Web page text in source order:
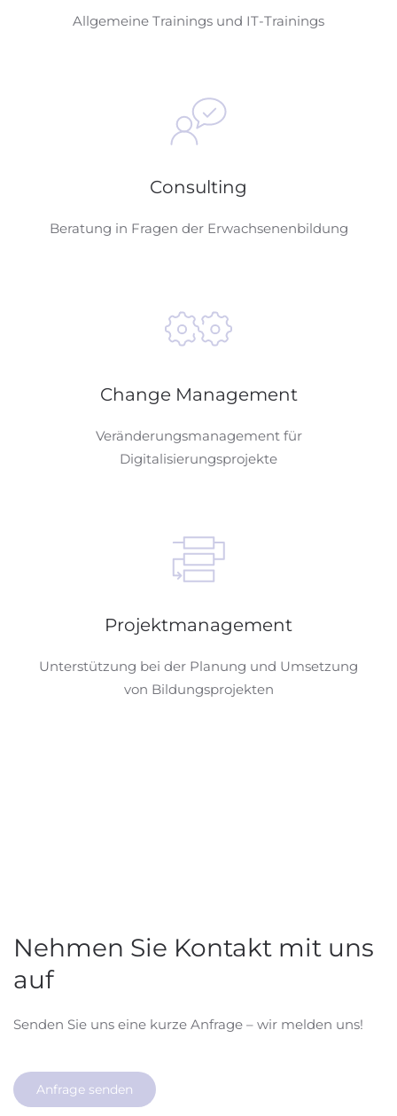
Allgemeine Trainings und IT-Trainings
Consulting
Beratung in Fragen der Erwachsenenbildung
Change Management
Veränderungsmanagement für
Digitalisierungsprojekte
Projektmanagement
Unterstützung bei der Planung und Umsetzung
von Bildungsprojekten
Nehmen Sie Kontakt mit uns
auf
Senden Sie uns eine kurze Anfrage – wir melden uns!
Anfrage senden